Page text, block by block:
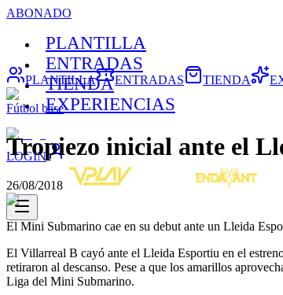
ABONADO
PLANTILLA
ENTRADAS
TIENDA
EXPERIENCIAS
LOGIN
PLANTILLA ENTRADAS TIENDA
Fútbol base
Tropiezo inicial ante el
26/08/2018
El Mini Submarino cae en su debut ante un Lleida
El Villarreal B cayó ante el Lleida Esportiu en el
retiraron al descanso. Pese a que los amarillos
Liga del Mini Submarino.